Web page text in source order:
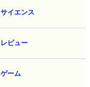
サイエンス
レビュー
ゲーム